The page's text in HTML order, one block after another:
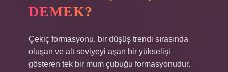
DEMEK?
Çekiç formasyonu, bir düşüş trendi sırasında
oluşan ve alt seviyeyi aşan bir yükselişi
gösteren tek bir mum çubuğu formasyonudur.